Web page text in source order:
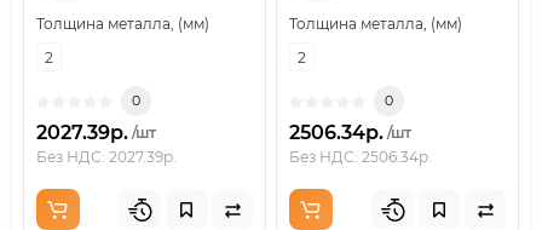
Толщина металла, (мм)
2
0
2027.39р. /шт
Без НДС: 2027.39р.
Толщина металла, (мм)
2
0
2506.34р. /шт
Без НДС: 2506.34р.